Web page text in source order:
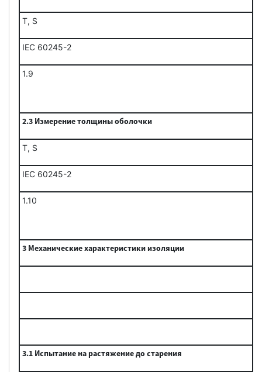
Т, S
IEC 60245-2
1.9
2.3 Измерение толщины оболочки
Т, S
IEC 60245-2
1.10
3 Механические характеристики изоляции
3.1 Испытание на растяжение до старения